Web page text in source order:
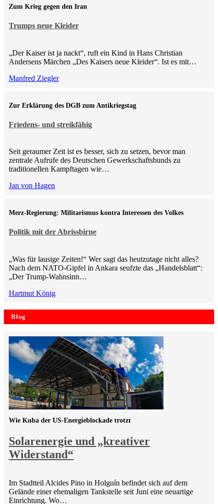
Trumps neue Kleider
Zum Krieg gegen den Iran
„Der Kaiser ist ja nackt“, ruft ein Kind in Hans Christian
Andersens Märchen „Des Kaisers neue Kleider“. Ist es mit…
Manfred Ziegler
Friedens- und streikfähig
Zur Erklärung des DGB zum Antikriegstag
Seit geraumer Zeit ist es besser, sich zu setzen, bevor man
zentrale Aufrufe des Deutschen Gewerkschaftsbunds zu
traditionellen Kampftagen wie…
Jan von Hagen
Politik mit der Abrissbirne
Merz-Regierung: Militarismus kontra Inte­ressen des Volkes
„Was für lausige Zeiten!“ Wer sagt das heutzutage nicht alles?
Nach dem NATO-Gipfel in Ankara seufzte das „Handelsblatt“:
„Der Trump-Wahnsinn…
Hartmut König
Blog
Solarenergie und „kreativer
Widerstand“
Wie Kuba der US-Energieblockade trotzt
Im Stadtteil Alcides Pino in Holguín befindet sich auf dem
Gelände einer ehemaligen Tankstelle seit Juni eine neuartige
Einrichtung. Wo…